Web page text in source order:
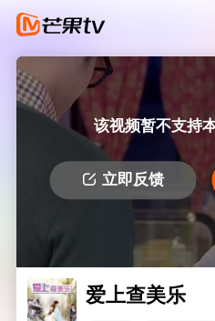
该视频暂不支持
立即反馈
爱上查美乐